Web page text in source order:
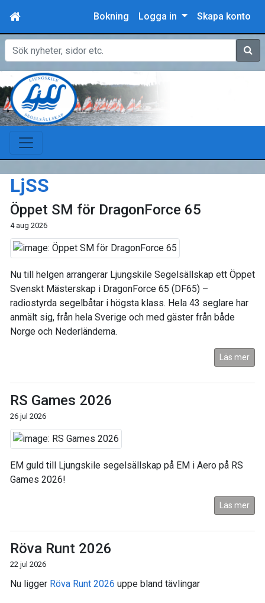
Bokning Logga in Skapa konto
Sök
LjSS
Öppet SM för DragonForce 65
4 aug 2026
Nu till helgen arrangerar Ljungskile Segelsällskap ett Öppet
Svenskt Mästerskap i DragonForce 65 (DF65) –
radiostyrda segelbåtar i högsta klass. Hela 43 seglare har
anmält sig, från hela Sverige och med gäster från både
Norge och Nederländerna.
Läs mer
RS Games 2026
26 jul 2026
EM guld till Ljungskile segelsällskap på EM i Aero på RS
Games 2026!
Läs mer
Röva Runt 2026
22 jul 2026
Nu ligger Röva Runt 2026 uppe bland tävlingar